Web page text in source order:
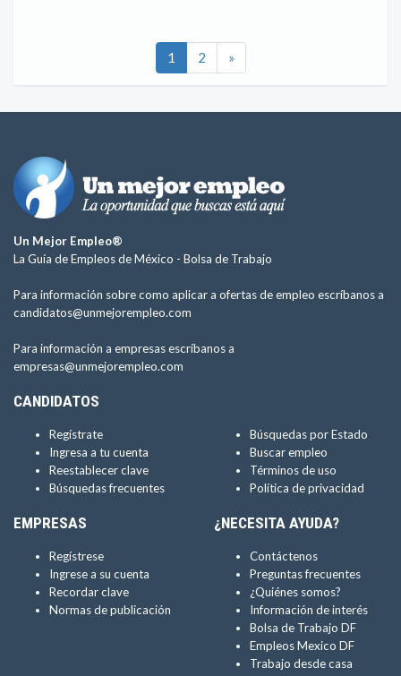
1 2 »
Un Mejor Empleo®
La Guía de Empleos de México - Bolsa de Trabajo
Para información sobre como aplicar a ofertas de empleo escríbanos a
candidatos@unmejorempleo.com
Para información a empresas escríbanos a
empresas@unmejorempleo.com
CANDIDATOS
Regístrate
Ingresa a tu cuenta
Reestablecer clave
Búsquedas frecuentes
Búsquedas por Estado
Buscar empleo
Términos de uso
Política de privacidad
EMPRESAS
Regístrese
Ingrese a su cuenta
Recordar clave
Normas de publicación
¿NECESITA AYUDA?
Contáctenos
Preguntas frecuentes
¿Quiénes somos?
Información de interés
Bolsa de Trabajo DF
Empleos Mexico DF
Trabajo desde casa